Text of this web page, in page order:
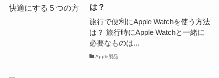
は？
旅行で便利にApple Watchを使う方法
は？ 旅行時にApple Watchと一緒に
必要なものは...
Apple製品